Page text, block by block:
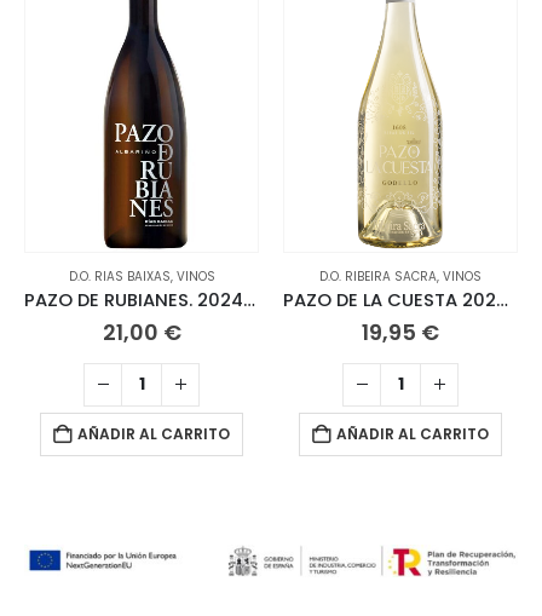
D.O. RIAS BAIXAS, VINOS
PAZO DE RUBIANES. 2024 ALBARIÑO
21,00 €
AÑADIR AL CARRITO
D.O. RIBEIRA SACRA, VINOS
PAZO DE LA CUESTA 2024 GODELLO
19,95 €
AÑADIR AL CARRITO